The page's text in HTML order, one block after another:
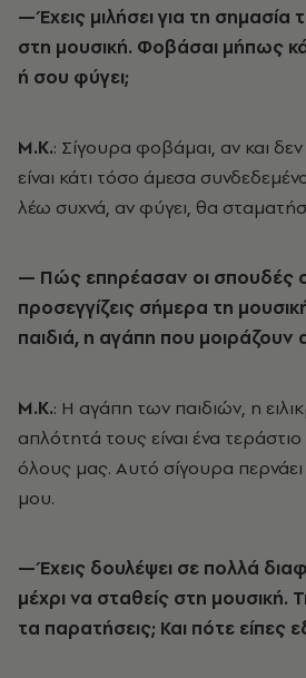
— Έχεις μιλήσει για τη
στη μουσική. Φοβάσαι μήπως
ή σου φύγει;
Μ.Κ.: Σίγουρα φοβάμαι, αν και
είναι κάτι τόσο άμεσα
λέω συχνά, αν φύγει, θα
— Πώς επηρέασαν οι σπουδές
προσεγγίζεις σήμερα τη
παιδιά, η αγάπη που μοιράζουν
Μ.Κ.: Η αγάπη των παιδιών, η
απλότητά τους είναι ένα
όλους μας. Αυτό σίγουρα περνάει
μου.
— Έχεις δουλέψει σε πολλά
μέχρι να σταθείς στη μουσική.
τα παρατήσεις; Και πότε είπες